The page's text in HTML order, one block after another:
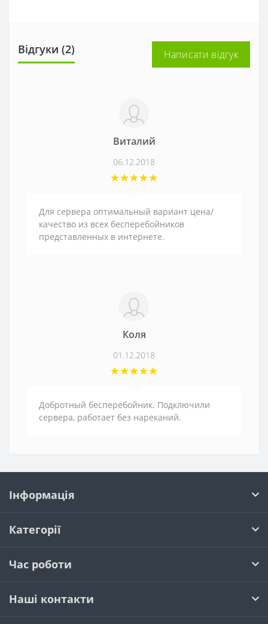
Відгуки (2) Написати відгук
Виталий
06.12.2018
Для сервера оптимальный вариант цена/
качество из всех бесперебойников
представленных в интернете.
Коля
01.12.2018
Добротный бесперебойник. Подключили
сервера, работает без нареканий.
Інформація
Категорії
Час роботи
Наші контакти